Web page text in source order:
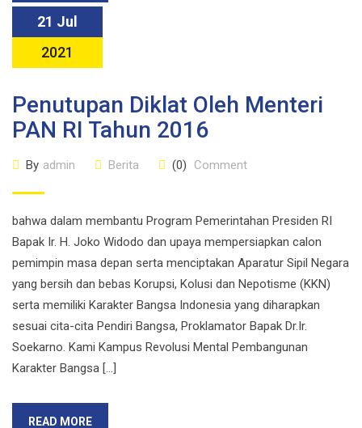
21 Jul
2021
Penutupan Diklat Oleh Menteri
PAN RI Tahun 2016
By admin Berita (0) Comment
bahwa dalam membantu Program Pemerintahan Presiden RI
Bapak Ir. H. Joko Widodo dan upaya mempersiapkan calon
pemimpin masa depan serta menciptakan Aparatur Sipil Negara
yang bersih dan bebas Korupsi, Kolusi dan Nepotisme (KKN)
serta memiliki Karakter Bangsa Indonesia yang diharapkan
sesuai cita-cita Pendiri Bangsa, Proklamator Bapak Dr.Ir.
Soekarno. Kami Kampus Revolusi Mental Pembangunan
Karakter Bangsa […]
READ MORE